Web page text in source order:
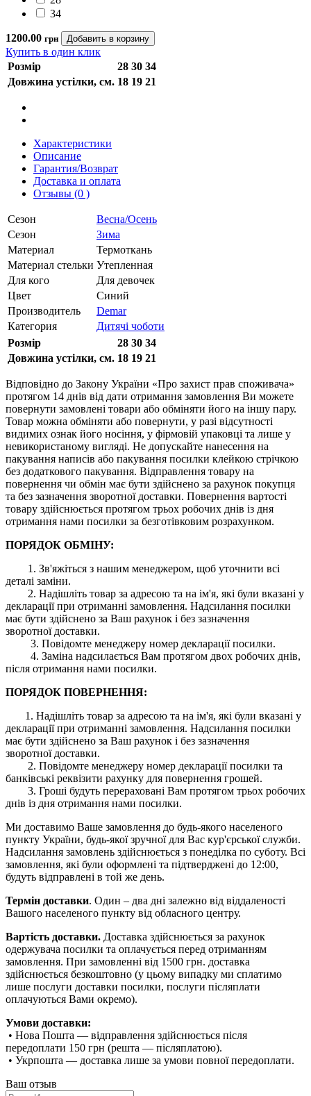
34
1200.00 грн
Купить в один клик
Розмір
28 30 34
Довжина устілки, см. 18 19 21
Характеристики
Описание
Гарантия/Возврат
Доставка и оплата
Отзывы (0 )
Сезон
Весна/Осень
Сезон
Зима
Материал
Термоткань
Материал стельки Утепленная
Для кого
Для девочек
Цвет
Синий
Производитель
Demar
Категория
Дитячі чоботи
Розмір
28 30 34
Довжина устілки, см. 18 19 21
Відповідно до Закону України «Про захист прав споживача»
протягом 14 днів від дати отримання замовлення Ви можете
повернути замовлені товари або обміняти його на іншу пару.
Товар можна обміняти або повернути, у разі відсутності
видимих ​​ознак його носіння, у фірмовій упаковці та лише у
невикористаному вигляді. Не допускайте нанесення на
пакування написів або пакування посилки клейкою стрічкою
без додаткового пакування. Відправлення товару на
повернення чи обмін має бути здійснено за рахунок покупця
та без зазначення зворотної доставки. Повернення вартості
товару здійснюється протягом трьох робочих днів із дня
отримання нами посилки за безготівковим розрахунком.
ПОРЯДОК ОБМІНУ:
1. Зв'яжіться з нашим менеджером, щоб уточнити всі
деталі заміни.
2. Надішліть товар за адресою та на ім'я, які були вказані у
декларації при отриманні замовлення. Надсилання посилки
має бути здійснено за Ваш рахунок і без зазначення
зворотної доставки.
3. Повідомте менеджеру номер декларації посилки.
4. Заміна надсилається Вам протягом двох робочих днів,
після отримання нами посилки.
ПОРЯДОК ПОВЕРНЕННЯ:
1. Надішліть товар за адресою та на ім'я, які були вказані у
декларації при отриманні замовлення. Надсилання посилки
має бути здійснено за Ваш рахунок і без зазначення
зворотної доставки.
2. Повідомте менеджеру номер декларації посилки та
банківські реквізити рахунку для повернення грошей.
3. Гроші будуть перераховані Вам протягом трьох робочих
днів із дня отримання нами посилки.
Ми доставимо Ваше замовлення до будь-якого населеного
пункту України, будь-якої зручної для Вас кур'єрської служби.
Надсилання замовлень здійснюється з понеділка по суботу. Всі
замовлення, які були оформлені та підтверджені до 12:00,
будуть відправлені в той же день.
Термін доставки. Один – два дні залежно від віддаленості
Вашого населеного пункту від обласного центру.
Вартість доставки. Доставка здійснюється за рахунок
одержувача посилки та оплачується перед отриманням
замовлення. При замовленні від 1500 грн. доставка
здійснюється безкоштовно (у цьому випадку ми сплатимо
лише послуги доставки посилки, послуги післяплати
оплачуються Вами окремо).
Умови доставки:
• Нова Пошта — відправлення здійснюється після
передоплати 150 грн (решта — післяплатою).
• Укрпошта — доставка лише за умови повної передоплати.
Ваш отзыв